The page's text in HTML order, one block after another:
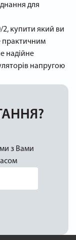
для
купити який ви
практичним
надійне
напругою
з Вами